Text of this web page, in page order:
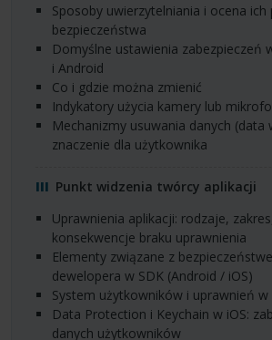
Sposoby uwierzytelniania i ocena ich poziomu
bezpieczeństwa
Domyślne ustawienia zabezpieczeń w systemach iOS
i Android
Co i gdzie można zmienić
Indykatory użycia kamery lub
Mechanizmy usuwania danych (data wiping) i ich
znaczenie dla użytkownika
Punkt widzenia twórcy aplikacji
Uprawnienia aplikacji: rodzaje, zakres, czas trwania,
konsekwencje braku uprawnienia
Elementy związane z bezpieczeństwem dostępne dla
dewelopera w SDK(Android / iOS)
System użytkowników i uprawnień
Data Protection i Keychain w iOS: zabezpieczanie
danych użytkowników